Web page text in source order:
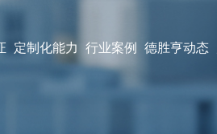
定制化能力 行业案例 德胜亨动态